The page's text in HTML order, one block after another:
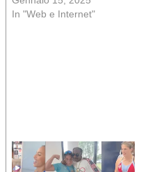
In "Web e Internet"